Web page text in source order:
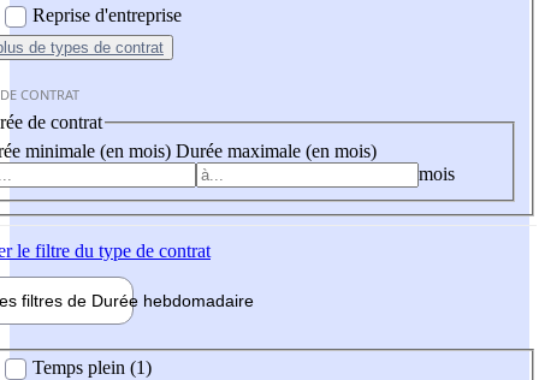
Reprise d'entreprise
de types de contrat
CONTRAT
de contrat
minimale (en mois) Durée maximale (en mois)
mois
le filtre du type de contrat
filtres de Durée hebdomadaire
Temps plein (1)